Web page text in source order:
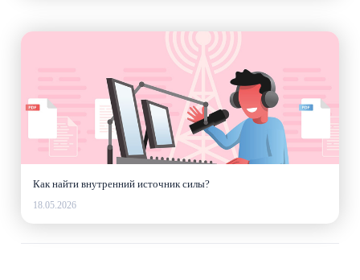
Как найти внутренний источник силы?
18.05.2026